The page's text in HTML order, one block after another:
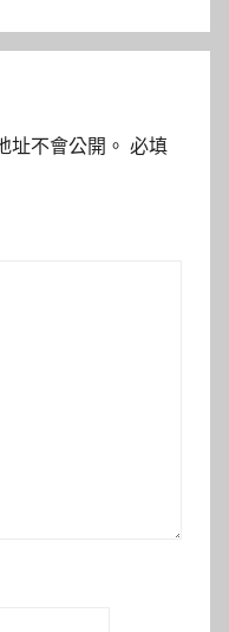
址不會公開。 必填